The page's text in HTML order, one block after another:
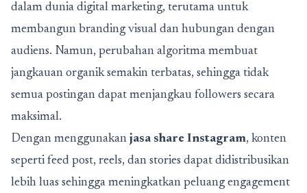
dalam dunia digital marketing, terutama untuk
membangun branding visual dan hubungan dengan
audiens. Namun, perubahan algoritma membuat
jangkauan organik semakin terbatas, sehingga tidak
semua postingan dapat menjangkau followers secara
maksimal.
Dengan menggunakan jasa share Instagram, konten
seperti feed post, reels, dan stories dapat didistribusikan
lebih luas sehingga meningkatkan peluang engagement